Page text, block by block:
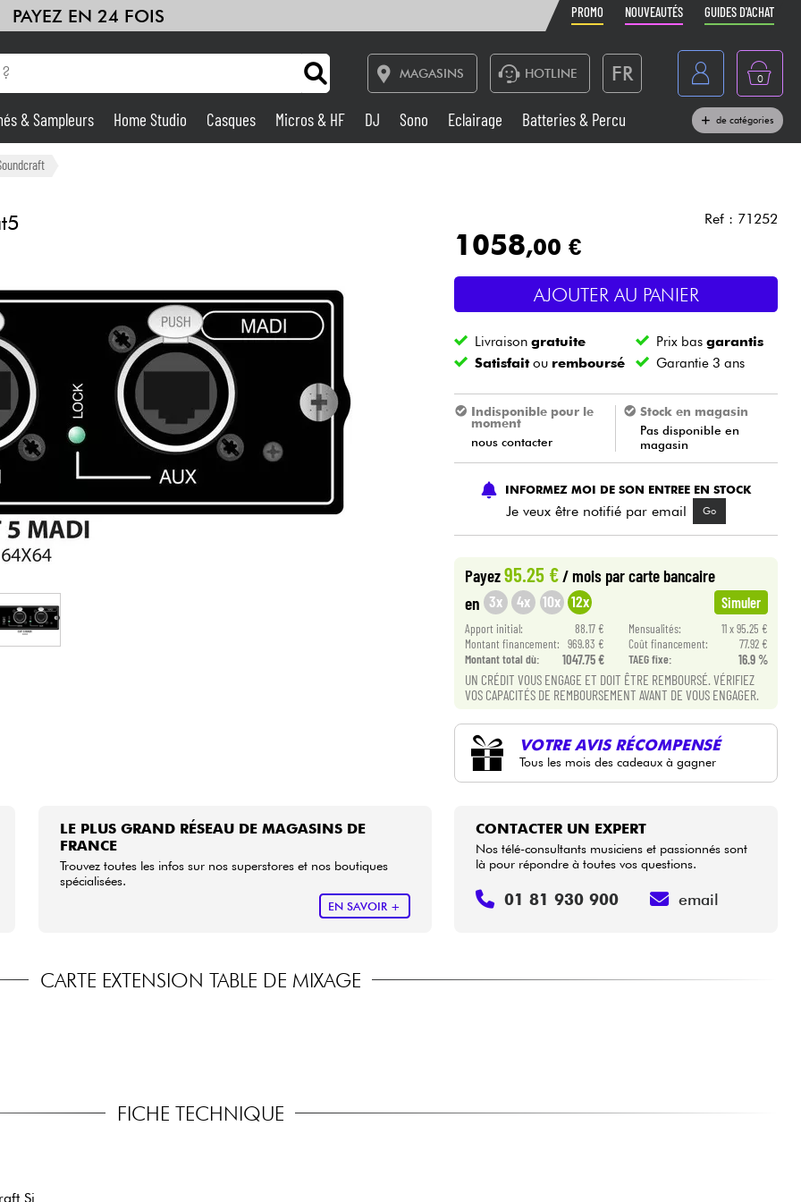
PAYEZ EN 24 FOIS PROMO NOUVEAUTÉS GUIDES D'ACHAT
MAGASINS HOTLINE FR
Belgique
België
Nederland
0
Sono
Batteries & Percu Vents
Eveil Musical Câbles & Access.
Packs
Voir nos marques
& Sampleurs Home Studio Casques Micros & HF DJ Sono Eclairage Batteries & Percu de catégories
Ref : 71252
1058,00 €
AJOUTER AU PANIER
Livraisongratuite Prix bas garantis
Satisfaitou remboursé Garantie 3 ans
Indisponible pour le
moment
nous contacter
Stock en magasin
Pas disponible en
magasin
INFORMEZ MOI DE SON ENTREE EN STOCK
Je veux être notifié par email Go
Payez95.25 €/ mois par carte bancaire
en 3x 4x 10x 12x Simuler
Apport initial: 88.17 € Mensualités:
11 x 95.25 €
Montant financement: 969.83 € Coût financement:
77.92 €
Montant total dù:
1047.75 € TAEG fixe: 16.9 %
UN CRÉDIT VOUS ENGAGE ET DOIT ÊTRE REMBOURSÉ. VÉRIFIEZ
VOS CAPACITÉS DE REMBOURSEMENT AVANT DE VOUS ENGAGER.
VOTRE AVIS RÉCOMPENSÉ
Tous les mois des cadeaux à gagner
LE PLUS GRAND RÉSEAU DE MAGASINS DE
FRANCE
Trouvez toutes les infos sur nos superstores et nos boutiques
spécialisées.
EN SAVOIR +
CONTACTER UN EXPERT
Nos télé-consultants musiciens et passionnés sont
là pour répondre à toutes vos questions.
01 81 930 900 email
CARTE EXTENSION TABLE DE MIXAGE
FICHE TECHNIQUE
Si